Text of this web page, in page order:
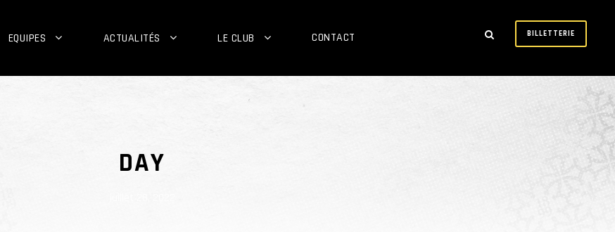
EQUIPES ACTUALITÉS LE CLUB CONTACT BILLETTERIE
DAY